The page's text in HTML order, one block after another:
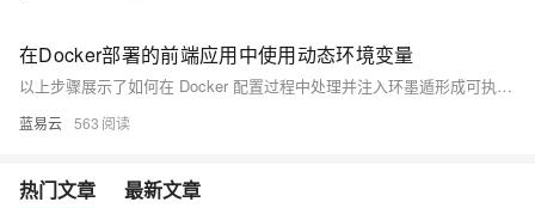
在Docker部署的前端应用中使用动态环境变量
以上步骤展示了如何在 Docker 配置过程中处理并注入环墨遁形成可执行操作流程，并确保最终用户能够无缝地与之交互而无须关心背后复杂性。
蓝易云 563
热门文章 最新文章